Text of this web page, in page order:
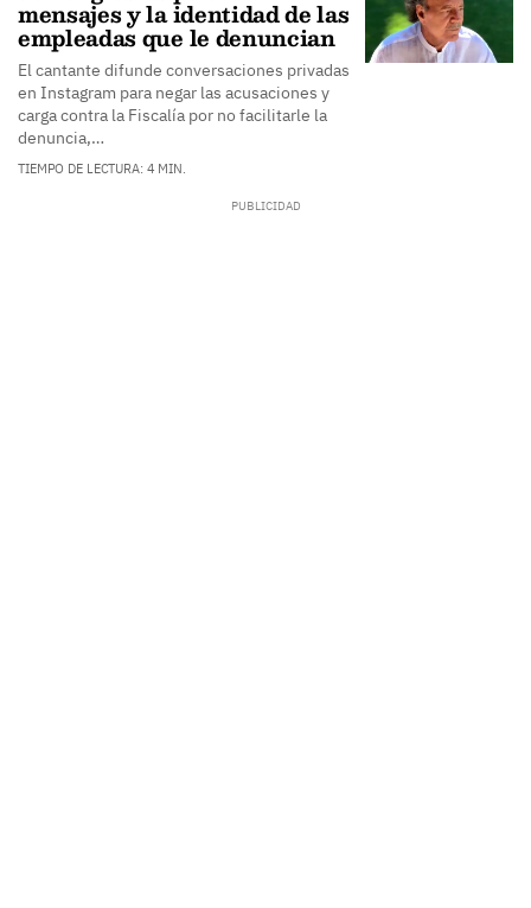
mensajes y la identidad de las
empleadas que le denuncian
El cantante difunde conversaciones privadas
en Instagram para negar las acusaciones y
carga contra la Fiscalía por no facilitarle la
denuncia,…
TIEMPO DE LECTURA: 4 MIN.